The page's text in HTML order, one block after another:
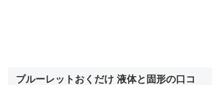
ブルーレットおくだけ 液体と固形の口コ